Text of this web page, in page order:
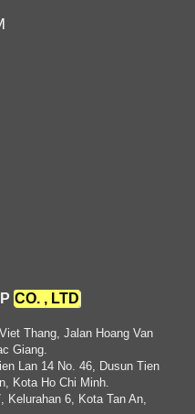
CO. , LTD
Thang, Jalan Hoang Van
Giang.
Lan 14 No. 46, Dusun Tien
Kota Ho Chi Minh.
Kelurahan 6, Kota Tan An,